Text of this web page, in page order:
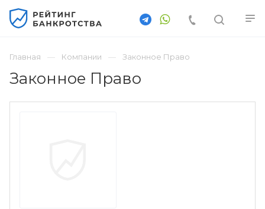
Главная Компании Законное Право
Законное Право